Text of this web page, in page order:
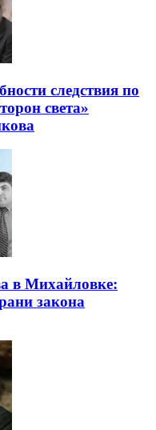
следствия по
света»
в Михайловке:
закона